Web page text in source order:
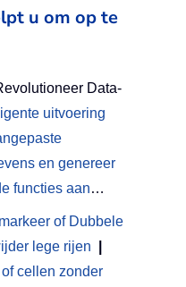
u om op te
Data-
uitvoering
en genereer
functies aan…
of Dubbele
lege rijen
cellen zonder